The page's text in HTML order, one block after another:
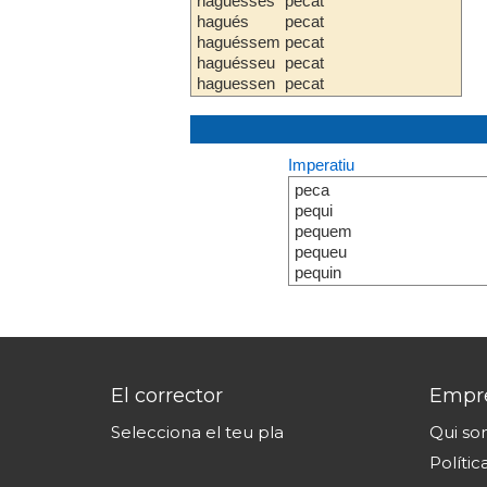
hagués
haguéssem
haguésseu
haguessen
pecat
pecat
pecat
pecat
Imperatiu
peca
pequi
pequem
pequeu
pequin
El corrector
Selecciona el teu pla
Qui